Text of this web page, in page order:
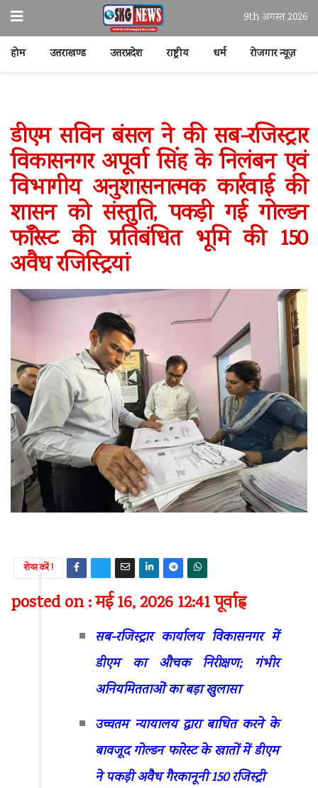
9th अगस्त 2026
होम उत्तराखण्ड उत्तरप्रदेश राष्ट्रीय धर्म रोजगार न्यूज़
डीएम सविन बंसल ने की सब-रजिस्ट्रार
विकासनगर अपूर्वा सिंह के निलंबन एवं
विभागीय अनुशासनात्मक कार्रवाई की
शासन को संस्तुति, पकड़ी गई गोल्डन
फॉरेस्ट की प्रतिबंधित भूमि की 150
अवैध रजिस्ट्रियां
शेयर करें !
posted on : मई 16, 2026 12:41 पूर्वाह्न
सब-रजिस्ट्रार कार्यालय विकासनगर में
डीएम का औचक निरीक्षण; गंभीर
अनियमितताओं का बड़ा खुलासा
उच्चतम न्यायालय द्वारा बाधित करने के
बावजूद गोल्डन फारेस्ट के खातों में डीएम
ने पकड़ी अवैध गैरकानूनी 150 रजिस्ट्री